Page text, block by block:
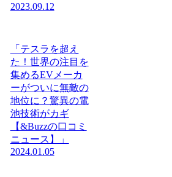
2023.09.12
「テスラを超え
た！世界の注目を
集めるEVメーカ
ーがついに無敵の
地位に？驚異の電
池技術がカギ
【&Buzzの口コミ
ニュース】」
2024.01.05